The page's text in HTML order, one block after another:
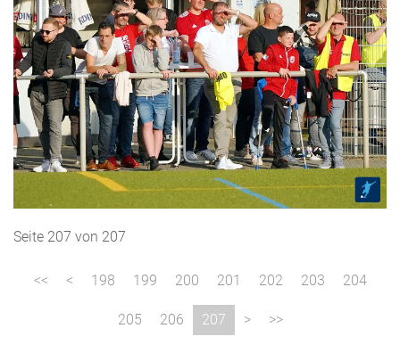
Seite 207 von 207
198 199 200 201 202 203 204
205 206 207